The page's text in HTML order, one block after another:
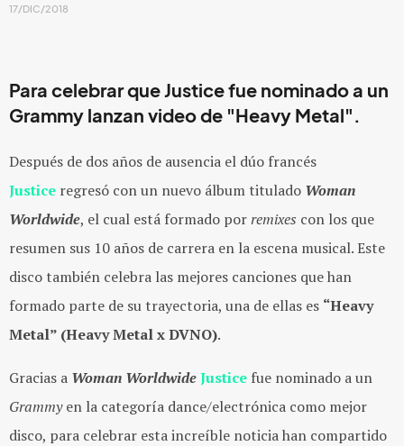
17/DIC/2018
Para celebrar que Justice fue nominado a un
Grammy lanzan video de "Heavy Metal".
Después de dos años de ausencia el dúo francés
Justice regresó con un nuevo álbum titulado Woman
Worldwide, el cual está formado porremixes con los que
resumen sus 10 años de carrera en la escena musical. Este
disco también celebra las mejores canciones que han
formado parte de su trayectoria, una de ellas es “Heavy
Metal” (Heavy Metal x DVNO).
Gracias a Woman WorldwideJustice fue nominado a un
Grammyen la categoría dance/electrónica como mejor
disco, para celebrar esta increíble noticia han compartido